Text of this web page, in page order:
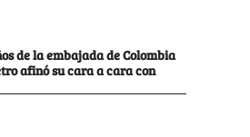
de la embajada de Colombia
afinó su cara a cara con